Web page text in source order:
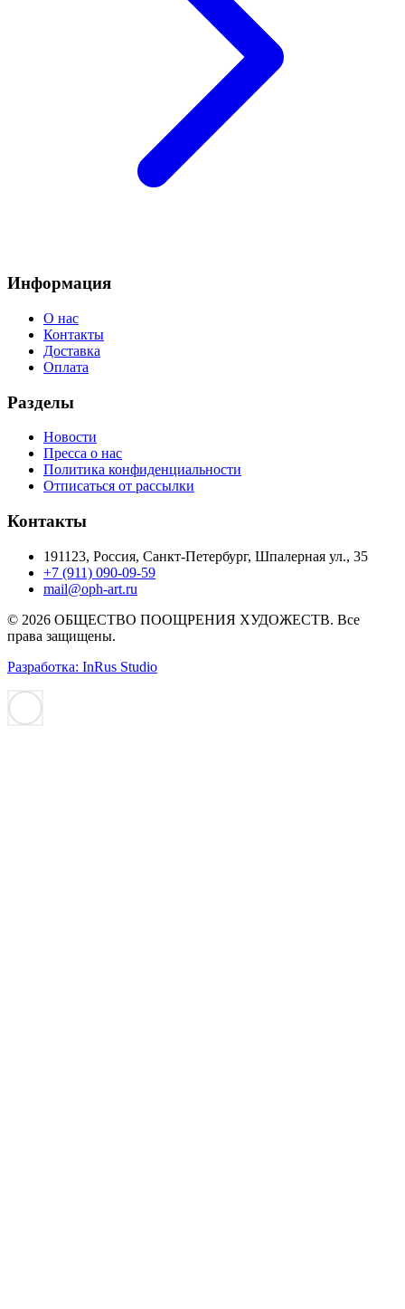
Информация
О нас
Контакты
Доставка
Оплата
Разделы
Новости
Пресса о нас
Политика конфиденциальности
Отписаться от рассылки
Контакты
191123, Россия, Санкт-Петербург, Шпалерная ул., 35
+7 (911) 090-09-59
mail@oph-art.ru
© 2026 ОБЩЕСТВО ПООЩРЕНИЯ ХУДОЖЕСТВ. Все
права защищены.
Разработка: InRus Studio